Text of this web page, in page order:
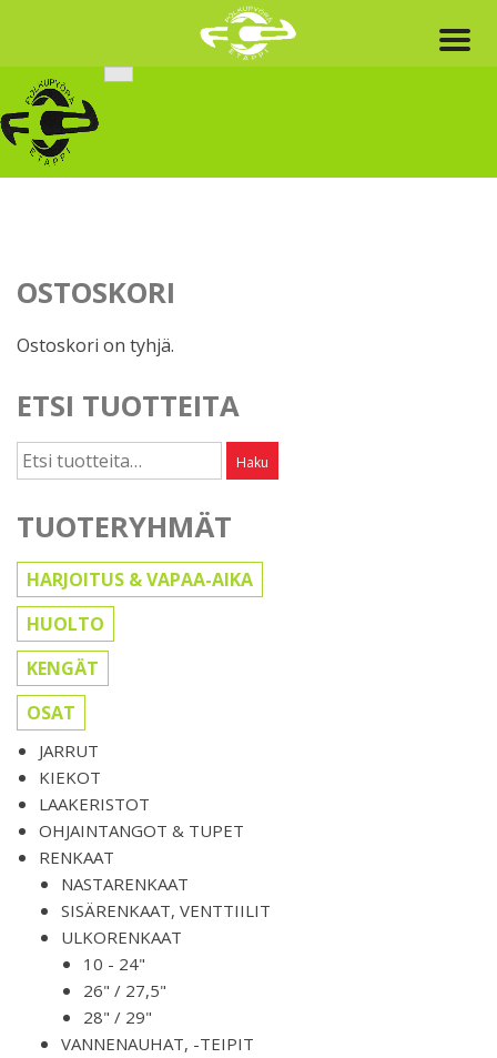
content
OSTOSKORI
Ostoskori on tyhjä.
ETSI TUOTTEITA
Etsi: Haku
TUOTERYHMÄT
HARJOITUS & VAPAA-AIKA
HUOLTO
KENGÄT
OSAT
JARRUT
KIEKOT
LAAKERISTOT
OHJAINTANGOT & TUPET
RENKAAT
NASTARENKAAT
SISÄRENKAAT, VENTTIILIT
ULKORENKAAT
10 - 24"
26" / 27,5"
28" / 29"
VANNENAUHAT, -TEIPIT